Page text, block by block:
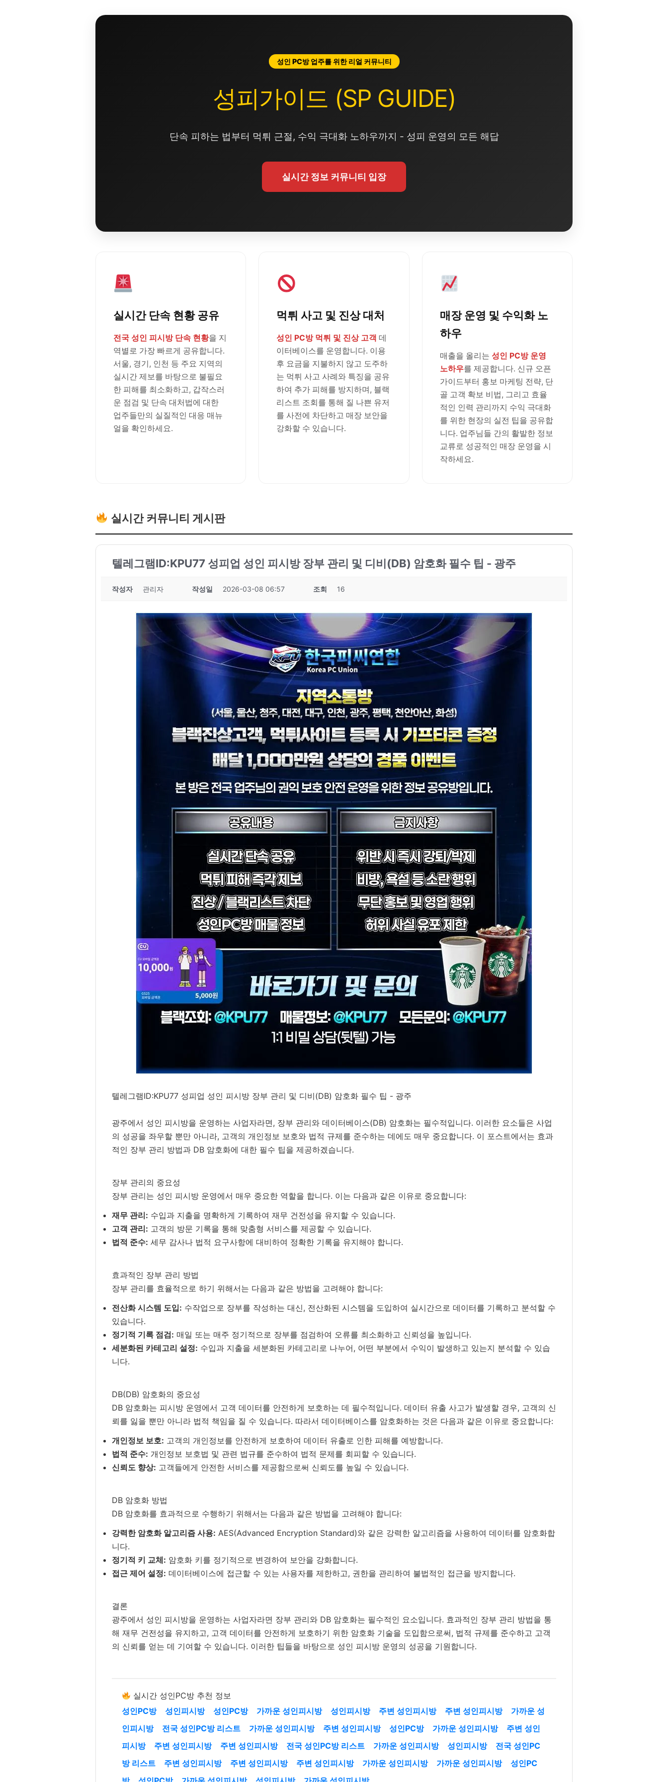
성인 PC방 업주를 위한 리얼 커뮤니티
성피가이드 (SP GUIDE)
단속 피하는 법부터 먹튀 근절, 수익 극대화 노하우까지 - 성피 운영의 모든 해답
실시간 정보 커뮤니티 입장
실시간 단속 현황 공유
전국 성인 피시방 단속 현황을 지
역별로 가장 빠르게 공유합니다.
서울, 경기, 인천 등 주요 지역의
실시간 제보를 바탕으로 불필요
한 피해를 최소화하고, 갑작스러
운 점검 및 단속 대처법에 대한
업주들만의 실질적인 대응 매뉴
얼을 확인하세요.
먹튀 사고 및 진상 대처
성인 PC방 먹튀 및 진상 고객 데
이터베이스를 운영합니다. 이용
후 요금을 지불하지 않고 도주하
는 먹튀 사고 사례와 특징을 공유
하여 추가 피해를 방지하며, 블랙
리스트 조회를 통해 질 나쁜 유저
를 사전에 차단하고 매장 보안을
강화할 수 있습니다.
매장 운영 및 수익화 노
하우
매출을 올리는 성인 PC방 운영
노하우를 제공합니다. 신규 오픈
가이드부터 홍보 마케팅 전략, 단
골 고객 확보 비법, 그리고 효율
적인 인력 관리까지 수익 극대화
를 위한 현장의 실전 팁을 공유합
니다. 업주님들 간의 활발한 정보
교류로 성공적인 매장 운영을 시
작하세요.
실시간 커뮤니티 게시판
텔레그램ID:KPU77 성피업 성인 피시방 장부 관리 및 디비(DB) 암호화 필수 팁 - 광주
작성자 관리자 작성일 2026-03-08 06:57 조회 16
텔레그램ID:KPU77 성피업 성인 피시방 장부 관리 및 디비(DB) 암호화 필수 팁 - 광주
광주에서 성인 피시방을 운영하는 사업자라면, 장부 관리와 데이터베이스(DB) 암호화는 필수적입니다. 이러한 요소들은 사업
의 성공을 좌우할 뿐만 아니라, 고객의 개인정보 보호와 법적 규제를 준수하는 데에도 매우 중요합니다. 이 포스트에서는 효과
적인 장부 관리 방법과 DB 암호화에 대한 필수 팁을 제공하겠습니다.
장부 관리의 중요성
장부 관리는 성인 피시방 운영에서 매우 중요한 역할을 합니다. 이는 다음과 같은 이유로 중요합니다:
재무 관리: 수입과 지출을 명확하게 기록하여 재무 건전성을 유지할 수 있습니다.
고객 관리: 고객의 방문 기록을 통해 맞춤형 서비스를 제공할 수 있습니다.
법적 준수: 세무 감사나 법적 요구사항에 대비하여 정확한 기록을 유지해야 합니다.
효과적인 장부 관리 방법
장부 관리를 효율적으로 하기 위해서는 다음과 같은 방법을 고려해야 합니다:
전산화 시스템 도입: 수작업으로 장부를 작성하는 대신, 전산화된 시스템을 도입하여 실시간으로 데이터를 기록하고 분석할 수
있습니다.
정기적 기록 점검: 매일 또는 매주 정기적으로 장부를 점검하여 오류를 최소화하고 신뢰성을 높입니다.
세분화된 카테고리 설정: 수입과 지출을 세분화된 카테고리로 나누어, 어떤 부분에서 수익이 발생하고 있는지 분석할 수 있습
니다.
DB(DB) 암호화의 중요성
DB 암호화는 피시방 운영에서 고객 데이터를 안전하게 보호하는 데 필수적입니다. 데이터 유출 사고가 발생할 경우, 고객의 신
뢰를 잃을 뿐만 아니라 법적 책임을 질 수 있습니다. 따라서 데이터베이스를 암호화하는 것은 다음과 같은 이유로 중요합니다:
개인정보 보호: 고객의 개인정보를 안전하게 보호하여 데이터 유출로 인한 피해를 예방합니다.
법적 준수: 개인정보 보호법 및 관련 법규를 준수하여 법적 문제를 회피할 수 있습니다.
신뢰도 향상: 고객들에게 안전한 서비스를 제공함으로써 신뢰도를 높일 수 있습니다.
DB 암호화 방법
DB 암호화를 효과적으로 수행하기 위해서는 다음과 같은 방법을 고려해야 합니다:
강력한 암호화 알고리즘 사용: AES(Advanced Encryption Standard)와 같은 강력한 알고리즘을 사용하여 데이터를 암호화합
니다.
정기적 키 교체: 암호화 키를 정기적으로 변경하여 보안을 강화합니다.
접근 제어 설정: 데이터베이스에 접근할 수 있는 사용자를 제한하고, 권한을 관리하여 불법적인 접근을 방지합니다.
결론
광주에서 성인 피시방을 운영하는 사업자라면 장부 관리와 DB 암호화는 필수적인 요소입니다. 효과적인 장부 관리 방법을 통
해 재무 건전성을 유지하고, 고객 데이터를 안전하게 보호하기 위한 암호화 기술을 도입함으로써, 법적 규제를 준수하고 고객
의 신뢰를 얻는 데 기여할 수 있습니다. 이러한 팁들을 바탕으로 성인 피시방 운영의 성공을 기원합니다.
실시간 성인PC방 추천 정보
성인PC방
성인피시방 성인PC방 가까운 성인피시방 성인피시방 주변 성인피시방 주변 성인피시방
가까운 성
인피시방
전국 성인PC방 리스트 가까운 성인피시방 주변 성인피시방 성인PC방 가까운 성인피시방
주변 성인
피시방
주변 성인피시방 주변 성인피시방 전국 성인PC방 리스트 가까운 성인피시방 성인피시방
전국 성인PC
방 리스트
주변 성인피시방 주변 성인피시방 주변 성인피시방 가까운 성인피시방 가까운 성인피시방
성인PC